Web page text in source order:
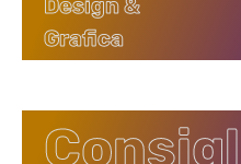
Design &
Grafica